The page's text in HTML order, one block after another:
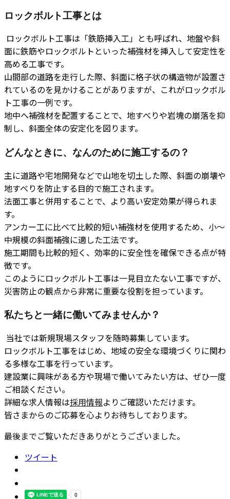
ロックボルト工事とは
ロックボルト工事は「鉄筋挿入工」とも呼ばれ、地盤や斜
面に鉄筋やロックボルトといった補強材を挿入して安定性を
高める工事です。
山間部の道路を走行した際、斜面に格子状の構造物が設置さ
れているのを見かけることがありますが、これがロックボル
ト工事の一例です。
地中へ補強材を配置することで、地すべりや岩塊の崩落を抑
制し、斜面全体の安定化を図ります。
どんなときに、なんのために施工するの？
主に道路や宅地開発などで山地を切土した際、斜面の崩壊や
地すべりを防止する目的で施工されます。
法面工事と併用することで、より高い安定効果が得られま
す。
アンカー工に比べて比較的短い補強材を使用するため、小〜
中規模の斜面補強に適した工法です。
施工期間も比較的短く、効率的に安全性を確保できる点が特
徴です。
このようにロックボルト工事は一見目立たない工事ですが、
災害防止の観点から非常に重要な役割を担っています。
私たちと一緒に働いてみませんか？
当社では新規現場スタッフを随時募集しています。
ロックボルト工事をはじめ、地域の安全な環境づくりに関わ
る多様な工事を行っています。
建設業に興味がある方や現場で働いてみたい方は、ぜひ一度
ご相談ください。
詳細な求人情報は採用情報よりご確認いただけます。
皆さまからのご応募を心よりお待ちしております。
最後までご覧いただきありがとうございました。
ツイート